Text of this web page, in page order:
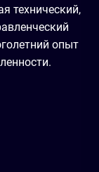
технический,
опыт